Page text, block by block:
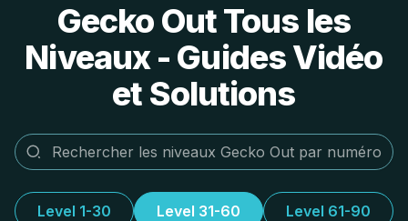
Gecko Out Tous les
Niveaux - Guides Vidéo
et Solutions
Level 1-30 Level 31-60 Level 61-90